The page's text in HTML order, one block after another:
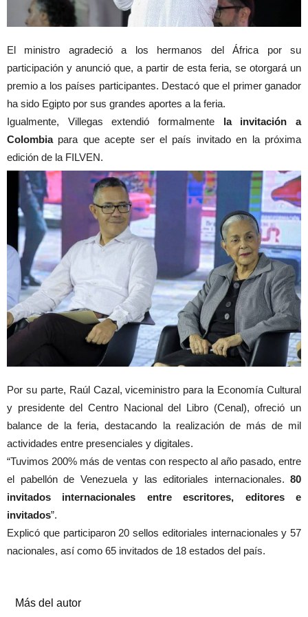
El ministro agradeció a los hermanos del África por su
participación y anunció que, a partir de esta feria, se otorgará un
premio a los países participantes. Destacó que el primer ganador
ha sido Egipto por sus grandes aportes a la feria.
Igualmente, Villegas extendió formalmente la invitación a
Colombiapara que acepte ser el país invitado en la próxima
edición de la FILVEN.
Por su parte, Raúl Cazal, viceministro para la Economía Cultural
y presidente del Centro Nacional del Libro (Cenal), ofreció un
balance de la feria, destacando la realización de más de mil
actividades entre presenciales y digitales.
“Tuvimos 200% más de ventas con respecto al año pasado, entre
el pabellón de Venezuela y las editoriales internacionales. 80
invitados internacionales entre escritores, editores e
invitados”.
Explicó que participaron 20 sellos editoriales internacionales y 57
nacionales, así como 65 invitados de 18 estados del país.
Más del autor